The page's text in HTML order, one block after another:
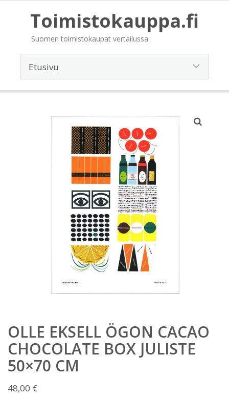
Toimistokauppa.fi
Suomen toimistokaupat vertailussa
OLLE EKSELL ÖGON CACAO
CHOCOLATE BOX JULISTE
50×70 CM
48,00 €